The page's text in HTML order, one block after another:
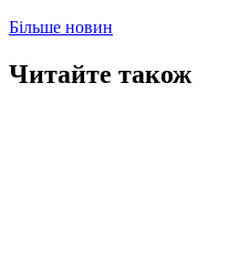
Більше новин
Читайте також